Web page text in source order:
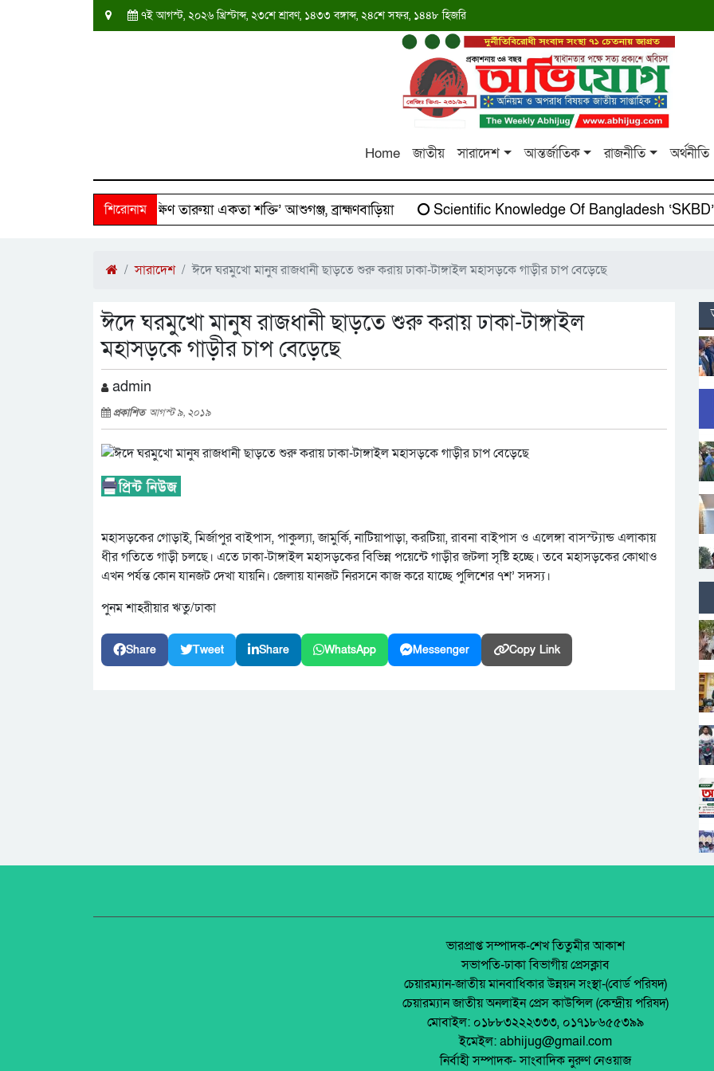
৭ই আগস্ট, ২০২৬ খ্রিস্টাব্দ, ২৩শে শ্রাবণ, ১৪৩৩ বঙ্গাব্দ, ২৪শে সফর, ১৪৪৮ হিজরি
Home জাতীয় সারাদেশ আন্তর্জাতিক রাজনীতি অর্থনীতি
শিরোনাম
২৫০ পরিবারের পাশে ‘দক্ষিণ তারুয়া একতা শক্তি’ আশুগঞ্জ, ব্রাহ্মণবাড়িয়া Scientific Knowledge Of Bangladesh ‘SKBD’-
সারাদেশ ঈদে ঘরমুখো মানুষ রাজধানী ছাড়তে শুরু করায় ঢাকা-টাঙ্গাইল মহাসড়কে গাড়ীর চাপ বেড়েছে
ঈদে ঘরমুখো মানুষ রাজধানী ছাড়তে শুরু করায় ঢাকা-টাঙ্গাইল
মহাসড়কে গাড়ীর চাপ বেড়েছে
admin
প্রকাশিত আগস্ট ৯, ২০১৯
মহাসড়কের গোড়াই, মির্জাপুর বাইপাস, পাকুল্যা, জামুর্কি, নাটিয়াপাড়া, করটিয়া, রাবনা বাইপাস ও এলেঙ্গা বাসস্ট্যান্ড এলাকায়
ধীর গতিতে গাড়ী চলছে। এতে ঢাকা-টাঙ্গাইল মহাসড়কের বিভিন্ন পয়েন্টে গাড়ীর জটলা সৃষ্টি হচ্ছে। তবে মহাসড়কের কোথাও
এখন পর্যন্ত কোন যানজট দেখা যায়নি। জেলায় যানজট নিরসনে কাজ করে যাচ্ছে পুলিশের ৭শ’ সদস্য।
পুনম শাহরীয়ার ঋতু/ঢাকা
Share Tweet Share WhatsApp Messenger Copy Link
ভারপ্রাপ্ত সম্পাদক-শেখ তিতুমীর আকাশ
সভাপতি-ঢাকা বিভাগীয় প্রেসক্লাব
চেয়ারম্যান-জাতীয় মানবাধিকার উন্নয়ন সংস্থা-(বোর্ড পরিষদ)
চেয়ারম্যান জাতীয় অনলাইন প্রেস কাউন্সিল (কেন্দ্রীয় পরিষদ)
মোবাইল: ০১৮৮৩২২২৩৩৩, ০১৭১৮৬৫৫৩৯৯
ইমেইল: abhijug@gmail.com
নির্বাহী সম্পাদক- সাংবাদিক নুরুণ নেওয়াজ